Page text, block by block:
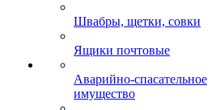
Швабры, щетки, совки
Ящики почтовые
Аварийно-спасательное
имущество